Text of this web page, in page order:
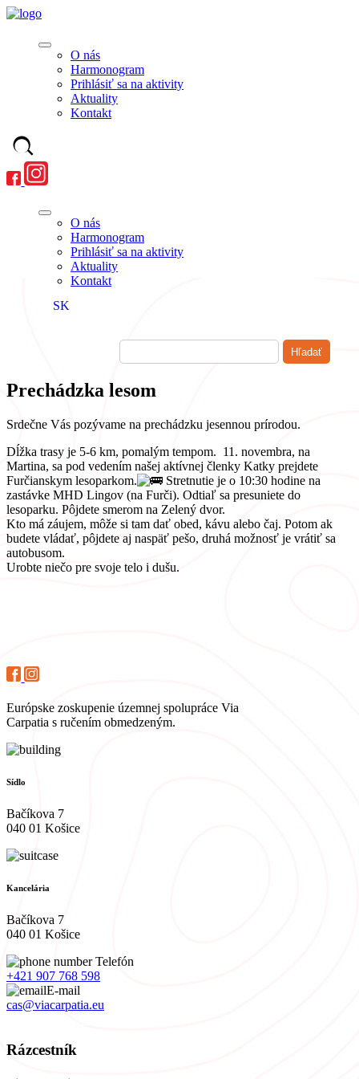
O nás
Harmonogram
Prihlásiť sa na aktivity
Aktuality
Kontakt
O nás
Harmonogram
Prihlásiť sa na aktivity
Aktuality
Kontakt
SK
Prechádzka lesom
Srdečne Vás pozývame na prechádzku jesennou prírodou.
Dĺžka trasy je 5-6 km, pomalým tempom. 11. novembra, na
Martina, sa pod vedením našej aktívnej členky Katky prejdete
Furčianskym lesoparkom.
Stretnutie je o 10:30 hodine na
zastávke MHD Lingov (na Furči). Odtiaľ sa presuniete do
lesoparku. Pôjdete smerom na Zelený dvor.
Kto má záujem, môže si tam dať obed, kávu alebo čaj. Potom ak
budete vládať, pôjdete aj naspäť pešo, druhá možnosť je vrátiť sa
autobusom.
Urobte niečo pre svoje telo i dušu.
Európske zoskupenie územnej spolupráce Via
Carpatia s ručením obmedzeným.
Sídlo
Bačíkova 7
040 01 Košice
Kancelária
Bačíkova 7
040 01 Košice
Telefón
+421 907 768 598
E-mail
cas@viacarpatia.eu
Rázcestník